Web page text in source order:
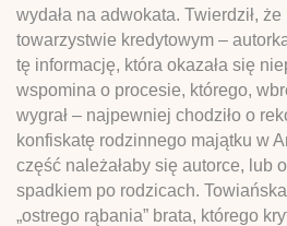
wydała na adwokata. Twierdził, że
towarzystwie kredytowym –
tę informację, która okazała się
wspomina o procesie, którego,
wygrał – najpewniej chodziło o
konfiskatę rodzinnego majątku w
część należałaby się autorce, lub
spadkiem po rodzicach.
„ostrego rąbania” brata, którego